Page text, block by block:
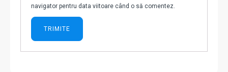
navigator pentru data viitoare când o să comentez.